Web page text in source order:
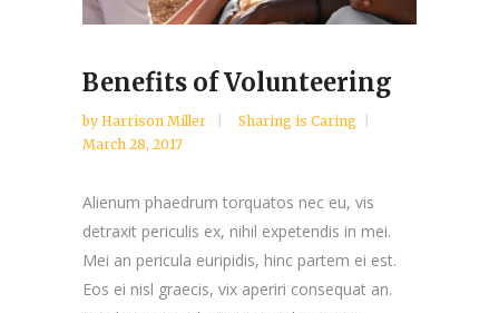
Benefits of Volunteering
by Harrison Miller
Sharing is Caring
March 28, 2017
Alienum phaedrum torquatos nec eu, vis
detraxit periculis ex, nihil expetendis in mei.
Mei an pericula euripidis, hinc partem ei est.
Eos ei nisl graecis, vix aperiri consequat an.